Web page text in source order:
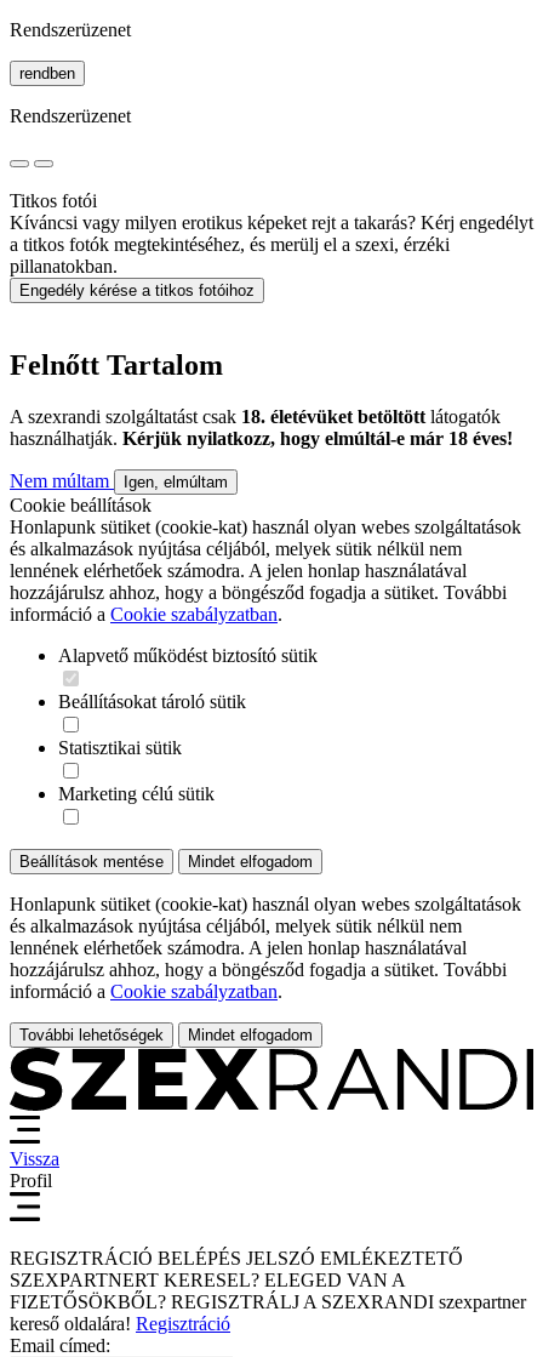
Rendszerüzenet
rendben
Rendszerüzenet
Titkos fotói
Kíváncsi vagy milyen erotikus képeket rejt a takarás? Kérj engedélyt
a titkos fotók megtekintéséhez, és merülj el a szexi, érzéki
pillanatokban.
Engedély kérése a titkos fotóihoz
Felnőtt Tartalom
A szexrandi szolgáltatást csak 18. életévüket betöltött látogatók
használhatják. Kérjük nyilatkozz, hogy elmúltál-e már 18 éves!
Nem múltam Igen, elmúltam
Cookie beállítások
Honlapunk sütiket (cookie-kat) használ olyan webes szolgáltatások
és alkalmazások nyújtása céljából, melyek sütik nélkül nem
lennének elérhetőek számodra. A jelen honlap használatával
hozzájárulsz ahhoz, hogy a böngésződ fogadja a sütiket. További
információ a Cookie szabályzatban.
Alapvető működést biztosító sütik
Beállításokat tároló sütik
Statisztikai sütik
Marketing célú sütik
Beállítások mentése Mindet elfogadom
Honlapunk sütiket (cookie-kat) használ olyan webes szolgáltatások
és alkalmazások nyújtása céljából, melyek sütik nélkül nem
lennének elérhetőek számodra. A jelen honlap használatával
hozzájárulsz ahhoz, hogy a böngésződ fogadja a sütiket. További
információ a Cookie szabályzatban.
További lehetőségek Mindet elfogadom
Vissza
Profil
REGISZTRÁCIÓ BELÉPÉS JELSZÓ EMLÉKEZTETŐ
SZEXPARTNERT KERESEL? ELEGED VAN A
FIZETŐSÖKBŐL? REGISZTRÁLJ A SZEXRANDI szexpartner
kereső oldalára! Regisztráció
Email címed: